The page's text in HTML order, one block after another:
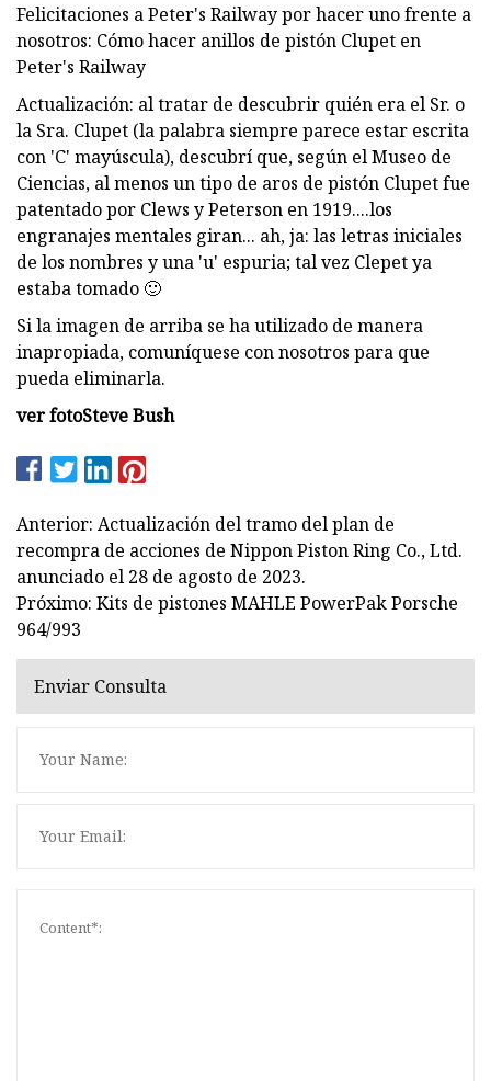
Felicitaciones a Peter's Railway por hacer uno frente a
nosotros: Cómo hacer anillos de pistón Clupet en
Peter's Railway
Actualización: al tratar de descubrir quién era el Sr. o
la Sra. Clupet (la palabra siempre parece estar escrita
con 'C' mayúscula), descubrí que, según el Museo de
Ciencias, al menos un tipo de aros de pistón Clupet fue
patentado por Clews y Peterson en 1919....los
engranajes mentales giran... ah, ja: las letras iniciales
de los nombres y una 'u' espuria; tal vez Clepet ya
estaba tomado 🙂
Si la imagen de arriba se ha utilizado de manera
inapropiada, comuníquese con nosotros para que
pueda eliminarla.
ver fotoSteve Bush
Anterior: Actualización del tramo del plan de
recompra de acciones de Nippon Piston Ring Co., Ltd.
anunciado el 28 de agosto de 2023.
Próximo: Kits de pistones MAHLE PowerPak Porsche
964/993
Enviar Consulta